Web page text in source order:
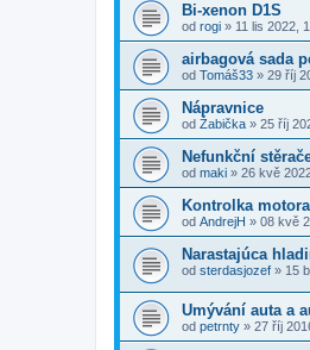
Bi-xenon D1S
od rogi » 11 lis 2022,
airbagová sada
od Tomáš33 » 29 říj
Nápravnice
od Žabička » 25 říj
Nefunkční
od maki » 26 kvě
Kontrolka
od AndrejH » 08 kvě
Narastajúca
od sterdasjozef » 15
Umývání auta a
od petrnty » 27 říj